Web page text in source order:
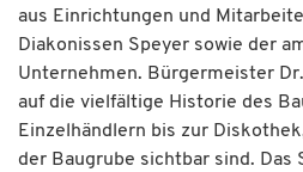
aus Einrichtungen und
Diakonissen Speyer sowie der
Unternehmen. Bürgermeister
auf die vielfältige Historie des
Einzelhändlern bis zur
der Baugrube sichtbar sind.